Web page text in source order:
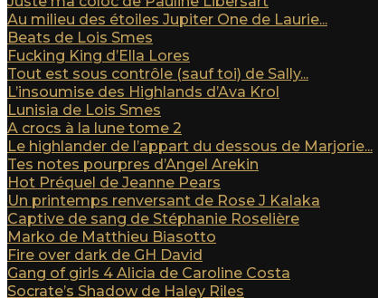
Au milieu des étoiles Jupiter One de Laurie...
Beats de Lois Smes
Fucking King d’Ella Lores
Tout est sous contrôle (sauf toi) de Sally...
L’insoumise des Highlands d’Ava Krol
Lunisia de Lois Smes
A crocs à la lune tome 2
Le highlander de l’appart du dessous de Marjorie...
Tes notes pourpres d’Angel Arekin
Hot Préquel de Jeanne Pears
Un printemps renversant de Rose J Kalaka
Captive de sang de Stéphanie Roselière
Marko de Matthieu Biasotto
Fire over dark de GH David
Gang of girls 4 Alicia de Caroline Costa
Socrate’s Shadow de Haley Riles